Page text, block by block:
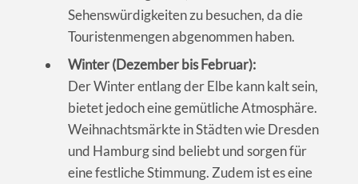
Sehenswürdigkeiten zu besuchen, da die
Touristenmengen abgenommen haben.
Winter (Dezember bis Februar):
Der Winter entlang der Elbe kann kalt sein,
bietet jedoch eine gemütliche Atmosphäre.
Weihnachtsmärkte in Städten wie Dresden
und Hamburg sind beliebt und sorgen für
eine festliche Stimmung. Zudem ist es eine